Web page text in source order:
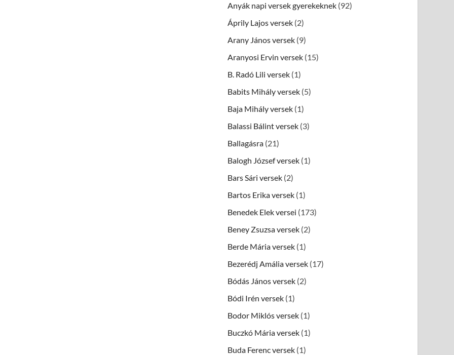
Anyák napi versek gyerekeknek (92)
Áprily Lajos versek (2)
Arany János versek (9)
Aranyosi Ervin versek (15)
B. Radó Lili versek (1)
Babits Mihály versek (5)
Baja Mihály versek (1)
Balassi Bálint versek (3)
Ballagásra (21)
Balogh József versek (1)
Bars Sári versek (2)
Bartos Erika versek (1)
Benedek Elek versei (173)
Beney Zsuzsa versek (2)
Berde Mária versek (1)
Bezerédj Amália versek (17)
Bódás János versek (2)
Bódi Irén versek (1)
Bodor Miklós versek (1)
Buczkó Mária versek (1)
Buda Ferenc versek (1)